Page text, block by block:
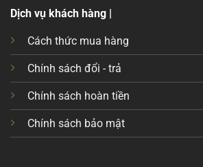
Dịch vụ khách hàng |
Cách thức mua hàng
Chính sách đổi - trả
Chính sách hoàn tiền
Chính sách bảo mật